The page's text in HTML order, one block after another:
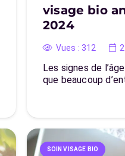
visage bio
2024
Vues : 312
Les signes de
que beaucoup
SOIN VISAGE BIO